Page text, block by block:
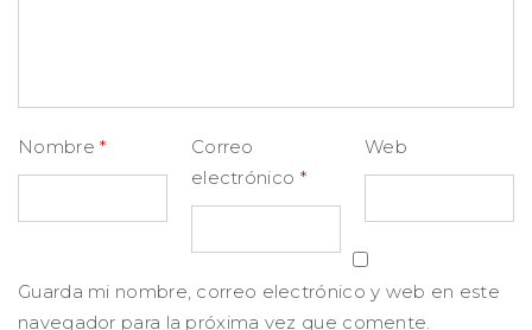
Nombre*
Correo
electrónico *
Web
Guarda mi nombre, correo electrónico y web en este
navegador para la próxima vez que comente.